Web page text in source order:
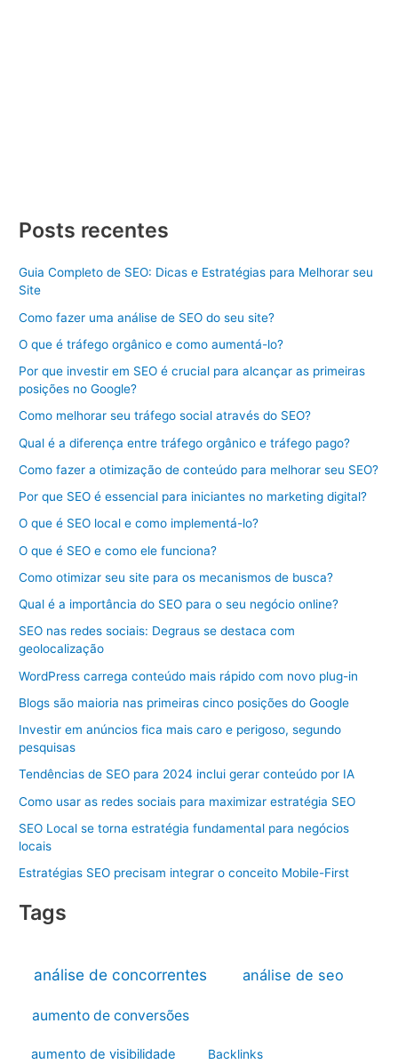
Site
Amazonas
Posts recentes
Guia Completo de SEO: Dicas e Estratégias para Melhorar seu
Site
Como fazer uma análise de SEO do seu site?
O que é tráfego orgânico e como aumentá-lo?
Por que investir em SEO é crucial para alcançar as primeiras
posições no Google?
Como melhorar seu tráfego social através do SEO?
Qual é a diferença entre tráfego orgânico e tráfego pago?
Como fazer a otimização de conteúdo para melhorar seu SEO?
Por que SEO é essencial para iniciantes no marketing digital?
O que é SEO local e como implementá-lo?
O que é SEO e como ele funciona?
Como otimizar seu site para os mecanismos de busca?
Qual é a importância do SEO para o seu negócio online?
SEO nas redes sociais: Degraus se destaca com
geolocalização
WordPress carrega conteúdo mais rápido com novo plug-in
Blogs são maioria nas primeiras cinco posições do Google
Investir em anúncios fica mais caro e perigoso, segundo
pesquisas
Tendências de SEO para 2024 inclui gerar conteúdo por IA
Como usar as redes sociais para maximizar estratégia SEO
SEO Local se torna estratégia fundamental para negócios
locais
Estratégias SEO precisam integrar o conceito Mobile-First
Tags
análise de concorrentes análise de seo
aumento de conversões
aumento de visibilidade Backlinks